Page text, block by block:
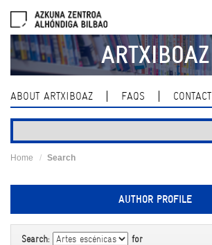
navigation
ARTXIBOAZ
ABOUT ARTXIBOAZ FAQS CONTACT
Home Search
AUTHOR PROFILE
Search: for